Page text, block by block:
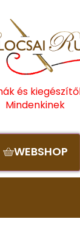
és
Mindenkinek
WEBSHOP